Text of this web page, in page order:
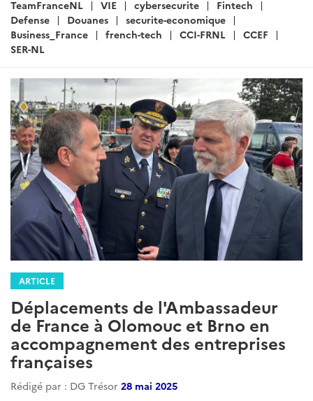
:
TeamFranceNL
VIE cybersecurite
Fintech
Defense
Douanes
securite-economique
Business_France
french-tech CCI-FRNL
CCEF
SER-NL
ARTICLE
Déplacements de l'Ambassadeur
de France à Olomouc et Brno en
accompagnement des entreprises
françaises
Rédigé par : DG Trésor 28 mai 2025